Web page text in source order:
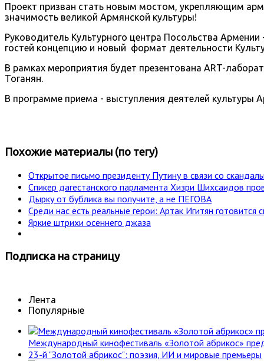
Проект призван стать новым мостом, укрепляющим
значимость великой Армянской культуры!
Руководитель Культурного центра Посольства
гостей концепцию и новый формат деятельности
В рамках мероприятия будет презентована ART-
Тоганян.
В программе приема - выступления деятелей культуры
Похожие материалы (по тегу)
Открытое письмо президенту Путину в связи со
Спикер дагестанского парламента Хизри Шихсаидов
Дырку от бублика вы получите, а не ПЕГОВА
Среди нас есть реальные герои: Артак Игитян
Яркие штрихи осеннего джаза
Подписка на страницу
Лента
Популярные
Международный кинофестиваль «Золотой абрикос»
23-й "Золотой абрикос": поэзия, ИИ и мировые премьеры